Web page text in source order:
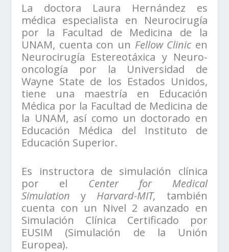
La doctora Laura Hernández es
médica especialista en Neurocirugía
por la Facultad de Medicina de la
UNAM, cuenta con un Fellow Clinic en
Neurocirugía Estereotáxica y Neuro-
oncología por la Universidad de
Wayne State de los Estados Unidos,
tiene una maestría en Educación
Médica por la Facultad de Medicina de
la UNAM, así como un doctorado en
Educación Médica del Instituto de
Educación Superior.
Es instructora de simulación clínica
por el Center for Medical
Simulation y Harvard-MIT, también
cuenta con un Nivel 2 avanzado en
Simulación Clínica Certificado por
EUSIM (Simulación de la Unión
Europea).